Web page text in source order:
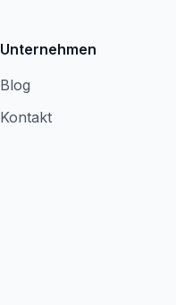
Unternehmen
Blog
Kontakt